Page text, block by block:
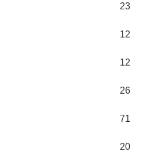
23
12
12
26
71
20